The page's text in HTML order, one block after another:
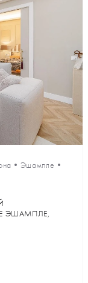
• Эшампле •
ЭШАМПЛЕ,